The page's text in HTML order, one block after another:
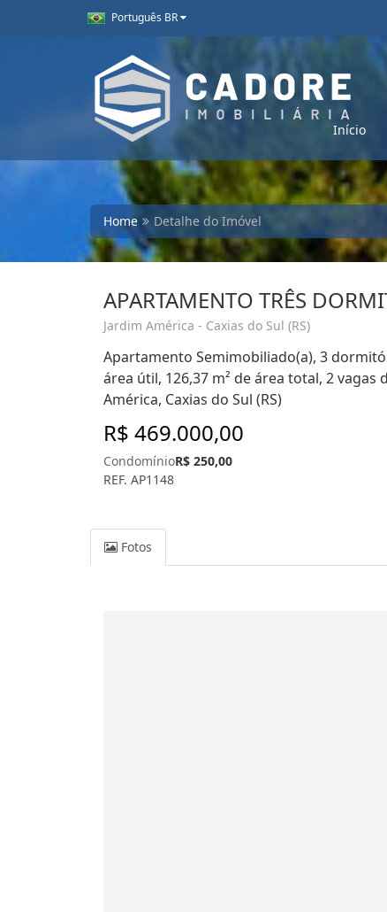
Português BR
Início
Home Detalhe do Imóvel
APARTAMENTO TRÊS
Jardim América - Caxias do Sul (RS)
Apartamento Semimobiliado(a), 3
área útil, 126,37 m² de área total, 2 vagas
América, Caxias do Sul (RS)
R$ 469.000,00
CondomínioR$ 250,00
REF. AP1148
Fotos